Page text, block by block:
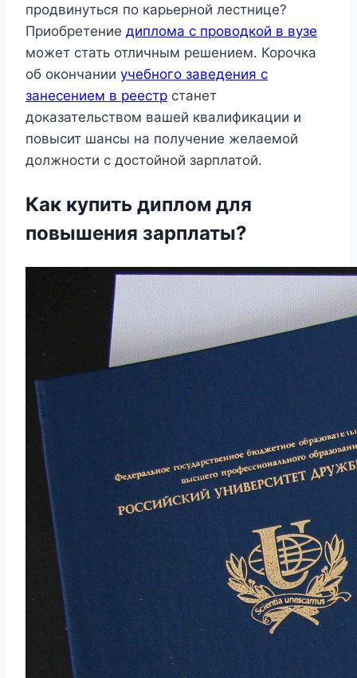
продвинуться по карьерной лестнице?
Приобретение диплома с проводкой в вузе
может стать отличным решением. Корочка
об окончании учебного заведения с
занесением в реестр станет
доказательством вашей квалификации и
повысит шансы на получение желаемой
должности с достойной зарплатой.
Как купить диплом для
повышения зарплаты?